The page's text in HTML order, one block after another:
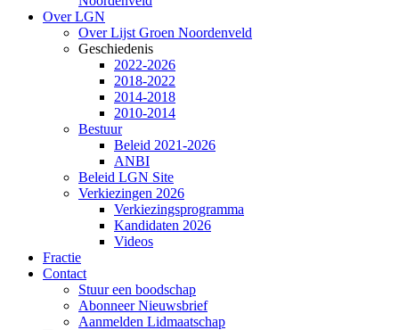
Over LGN
Over Lijst Groen Noordenveld
Geschiedenis
2022-2026
2018-2022
2014-2018
2010-2014
Bestuur
Beleid 2021-2026
ANBI
Beleid LGN Site
Verkiezingen 2026
Verkiezingsprogramma
Kandidaten 2026
Videos
Fractie
Contact
Stuur een boodschap
Abonneer Nieuwsbrief
Aanmelden Lidmaatschap